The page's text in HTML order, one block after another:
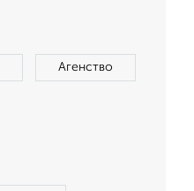
Агенство